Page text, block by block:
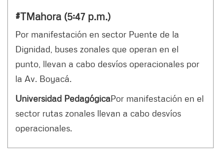
#TMahora (5:47 p.m.)
Por manifestación en sector Puente de la
Dignidad, buses zonales que operan en el
punto, llevan a cabo desvíos operacionales por
la Av. Boyacá.
Universidad PedagógicaPor manifestación en el
sector rutas zonales llevan a cabo desvíos
operacionales.